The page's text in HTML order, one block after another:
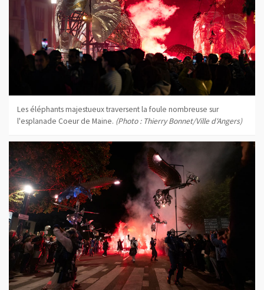
Les éléphants majestueux traversent la foule nombreuse sur
l'esplanade Coeur de Maine. (Photo : Thierry Bonnet/Ville d'Angers)